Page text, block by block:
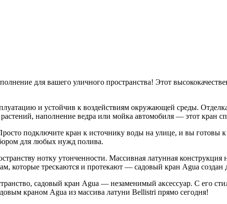
для вашего уличного пространства! Этот
и устойчив к воздействиям окружающей среды.
наполнение ведра или мойка автомобиля — этот кран
подключите кран к источнику воды на улице, и вы готовы
для любых нужд полива.
нотку утонченности. Массивная латунная конструкция
которые трескаются и протекают — садовый кран Agua создан
садовый кран Agua — незаменимый аксессуар. С его
краном Agua из массива латуни Bellistri прямо сегодня!